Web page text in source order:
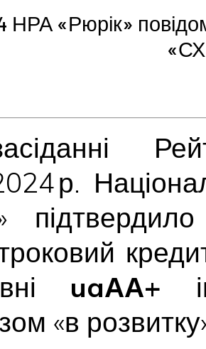
НРА «Рюрік»
р.
uaАА+
«в